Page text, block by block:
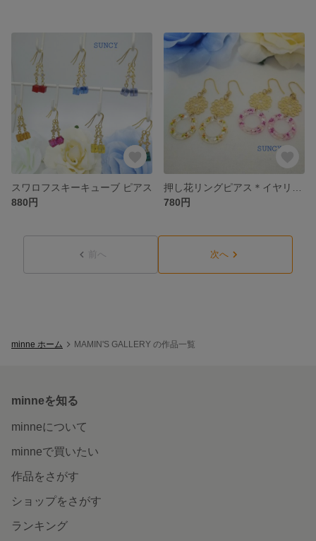
スワロフスキーキューブ ピアス
880円
780円
前へ 次へ
minne ホーム MAMIN'S GALLERY の作品一覧
minneを知る
minneについて
minneで買いたい
作品をさがす
ショップをさがす
ランキング